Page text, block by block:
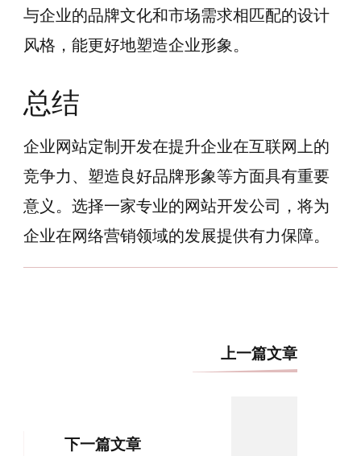
与企业的品牌文化和市场需求相匹配的设计
风格，能更好地塑造企业形象。
总结
企业网站定制开发在提升企业在互联网上的
竞争力、塑造良好品牌形象等方面具有重要
意义。选择一家专业的网站开发公司，将为
企业在网络营销领域的发展提供有力保障。
上一篇文章
下一篇文章